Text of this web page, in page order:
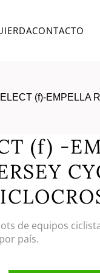
CONTACTO
(f)-EMPELLA
(f) -
de equipos
país.